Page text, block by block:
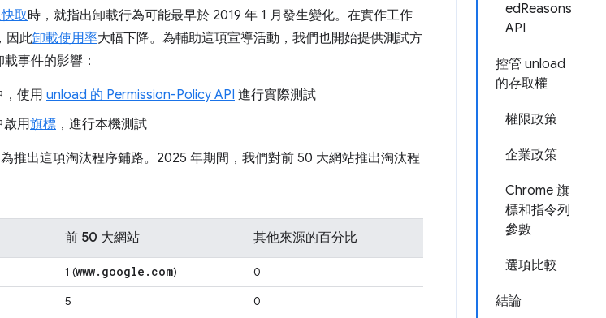
edReasons
API
控管 unload
的存取權
權限政策
企業政策
Chrome 旗
標和指令列
參數
選項比較
結論
取時，就指出卸載行為可能最早於 2019 年 1 月發生變化。在實作工作
因此卸載使用率大幅下降。為輔助這項宣導活動，我們也開始提供測試方
事件的影響：
，使用 unload 的 Permission-Policy API 進行實際測試
啟用旗標 ，進行本機測試
推出這項淘汰程序鋪路。2025 年期間，我們對前 50 大網站推出淘汰程
前 50 大網站 其他來源的百分比
1 (www. google . com)
0
5
0